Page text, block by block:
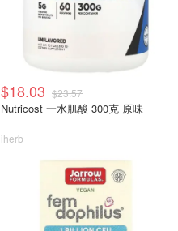
$18.03 $23.57
Nutricost 一水肌酸 300克 原味
iherb